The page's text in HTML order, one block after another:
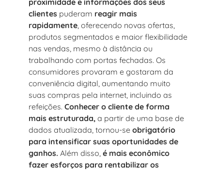
clientes puderam reagir mais
rapidamente , oferecendo novas ofertas,
produtos segmentados e maior flexibilidade
nas vendas, mesmo à distância ou
trabalhando com portas fechadas. Os
consumidores provaram e gostaram da
conveniência digital, aumentando muito
suas compras pela internet, incluindo as
refeições. Conhecer o cliente de forma
mais estruturada, a partir de uma base de
dados atualizada, tornou-se obrigatório
para intensificar suas oportunidades de
ganhos. Além disso, é mais econômico
fazer esforços para rentabilizar os